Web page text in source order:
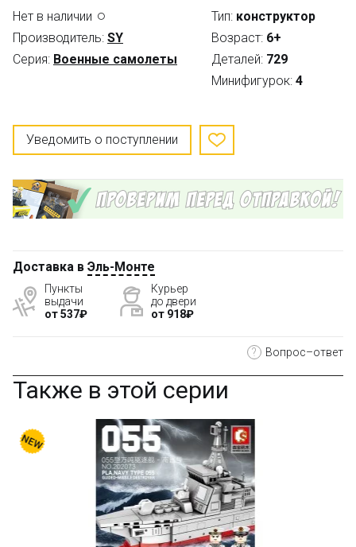
Нет в наличии
Производитель: SY
Серия: Военные самолеты
Тип: конструктор
Возраст: 6+
Деталей: 729
Минифигурок: 4
Уведомить о поступлении
Доставка в Эль-Монте
Пункты
выдачи
от 537₽
Курьер
до двери
от 918₽
? Вопрос–ответ
Также в этой серии